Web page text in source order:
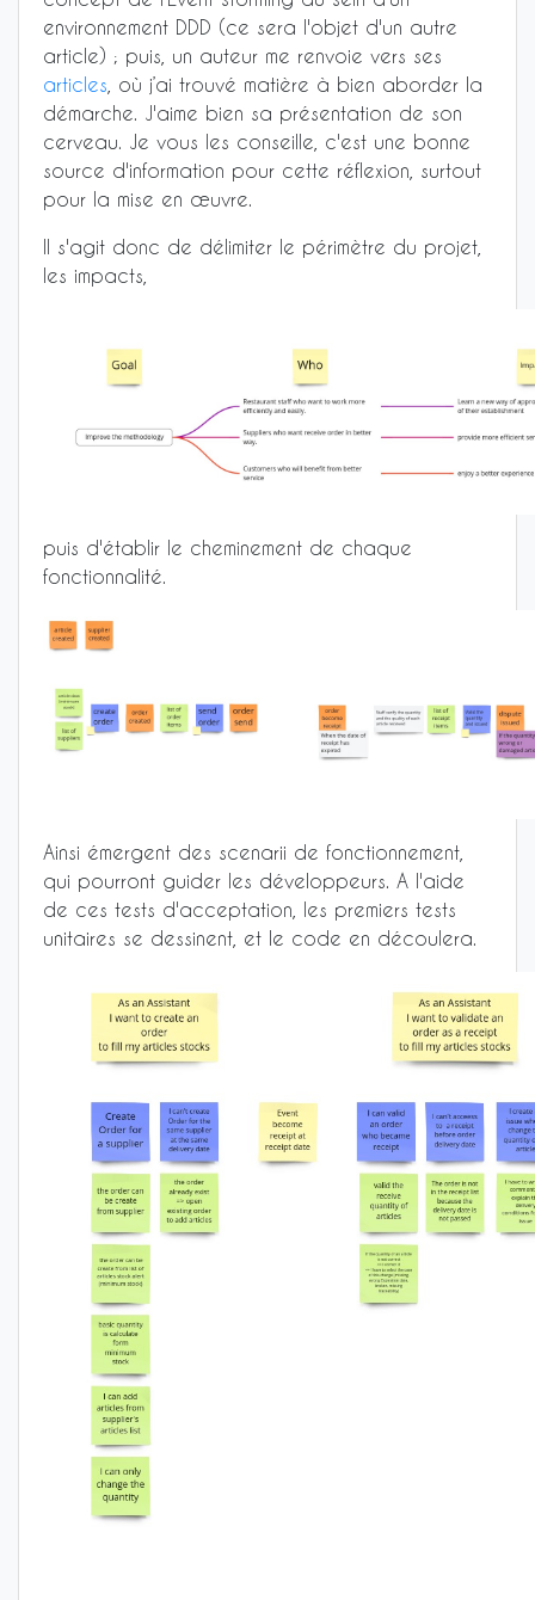
environnement DDD (ce sera l'objet d'un autre
article) ; puis, un auteur me renvoie vers ses
articles , où j’ai trouvé matière à bien aborder la
démarche. J'aime bien sa présentation de son
cerveau. Je vous les conseille, c'est une bonne
source d'information pour cette réflexion, surtout
pour la mise en œuvre.
Il s'agit donc de délimiter le périmètre du projet,
les impacts,
puis d'établir le cheminement de chaque
fonctionnalité.
Ainsi émergent des scenarii de fonctionnement,
qui pourront guider les développeurs. A l'aide
de ces tests d'acceptation, les premiers tests
unitaires se dessinent, et le code en découlera.